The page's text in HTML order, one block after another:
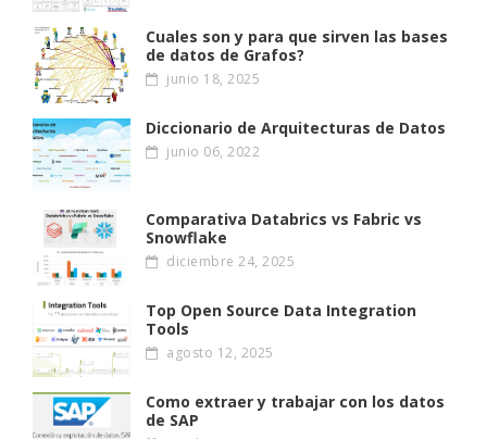
Cuales son y para que sirven las bases
de datos de Grafos?
junio 18, 2025
Diccionario de Arquitecturas de Datos
junio 06, 2022
Comparativa Databrics vs Fabric vs
Snowflake
diciembre 24, 2025
Top Open Source Data Integration
Tools
agosto 12, 2025
Como extraer y trabajar con los datos
de SAP